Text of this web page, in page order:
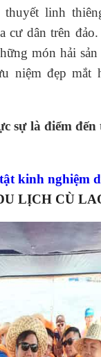
thuyết linh
cư dân trên
món hải
niệm đẹp mắt
sự là điểm đến
kinh nghiệm
LỊCH CÙ